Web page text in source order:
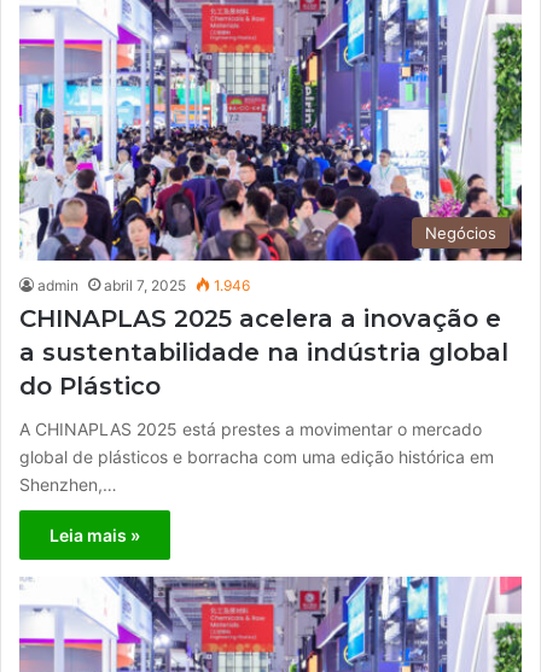
Negócios
admin abril 7, 2025 1.946
CHINAPLAS 2025 acelera a inovação e
a sustentabilidade na indústria global
do Plástico
A CHINAPLAS 2025 está prestes a movimentar o mercado
global de plásticos e borracha com uma edição histórica em
Shenzhen,…
Leia mais »